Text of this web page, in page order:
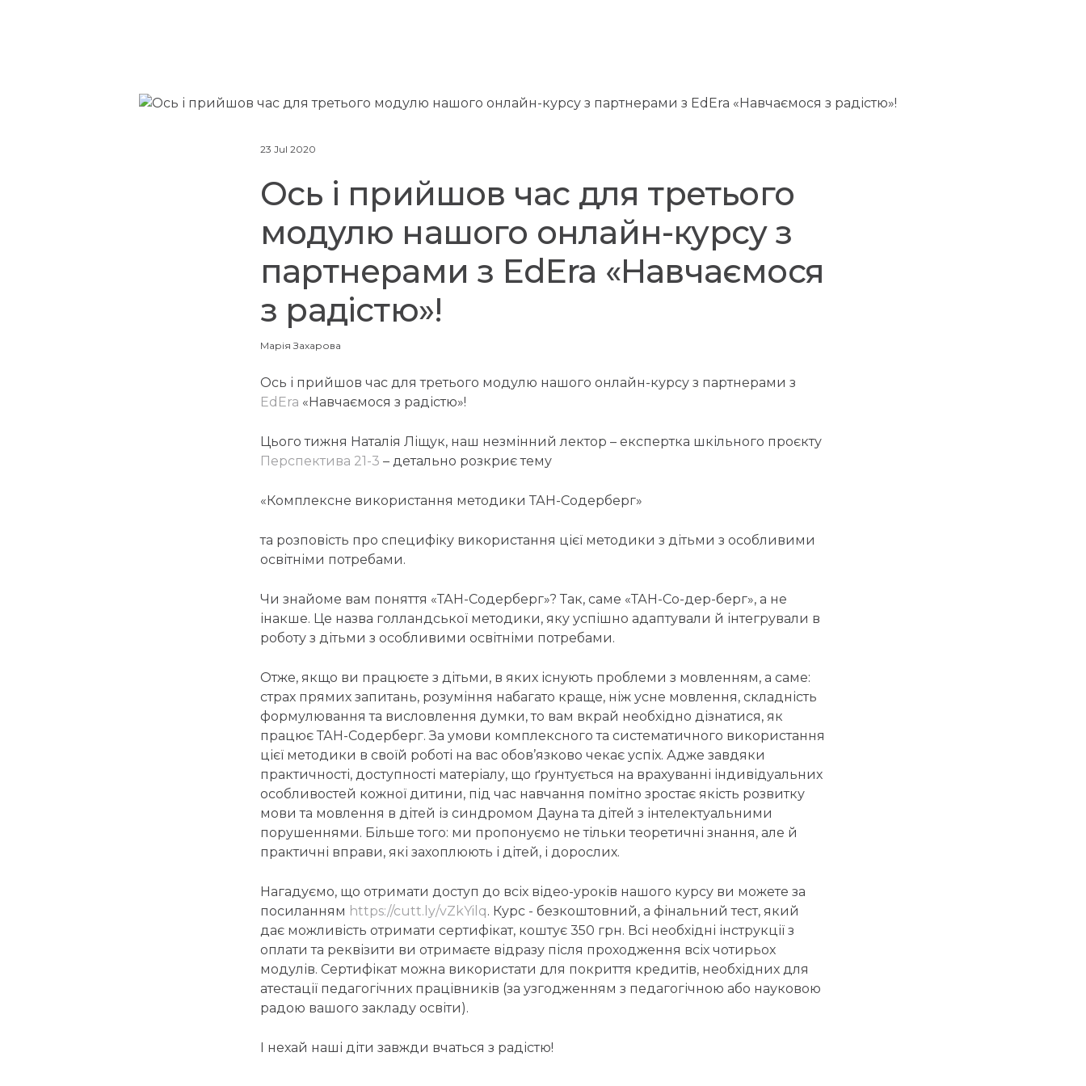
23 Jul 2020
Ось і прийшов час для третього
модулю нашого онлайн-курсу з
партнерами з EdEra «Навчаємося
з радістю»!
Марія Захарова
Ось і прийшов час для третього модулю нашого онлайн-курсу з партнерами з
EdEra «Навчаємося з радістю»!
Цього тижня Наталія Ліщук, наш незмінний лектор – експертка шкільного проєкту
Перспектива 21-3 – детально розкриє тему
«Комплексне використання методики ТАН-Содерберг»
та розповість про специфіку використання цієї методики з дітьми з особливими
освітніми потребами.
Чи знайоме вам поняття «ТАН-Содерберг»? Так, саме «ТАН-Со-дер-берг», а не
інакше. Це назва голландської методики, яку успішно адаптували й інтегрували в
роботу з дітьми з особливими освітніми потребами.
Отже, якщо ви працюєте з дітьми, в яких існують проблеми з мовленням, а саме:
страх прямих запитань, розуміння набагато краще, ніж усне мовлення, складність
формулювання та висловлення думки, то вам вкрай необхідно дізнатися, як
працює ТАН-Содерберг. За умови комплексного та систематичного використання
цієї методики в своїй роботі на вас обов’язково чекає успіх. Адже завдяки
практичності, доступності матеріалу, що ґрунтується на врахуванні індивідуальних
особливостей кожної дитини, під час навчання помітно зростає якість розвитку
мови та мовлення в дітей із синдромом Дауна та дітей з інтелектуальними
порушеннями. Більше того: ми пропонуємо не тільки теоретичні знання, але й
практичні вправи, які захоплюють і дітей, і дорослих.
Нагадуємо, що отримати доступ до всіх відео-уроків нашого курсу ви можете за
посиланням https://cutt.ly/vZkYilq. Курс - безкоштовний, а фінальний тест, який
дає можливість отримати сертифікат, коштує 350 грн. Всі необхідні інструкції з
оплати та реквізити ви отримаєте відразу після проходження всіх чотирьох
модулів. Сертифікат можна використати для покриття кредитів, необхідних для
атестації педагогічних працівників (за узгодженням з педагогічною або науковою
радою вашого закладу освіти).
І нехай наші діти завжди вчаться з радістю!